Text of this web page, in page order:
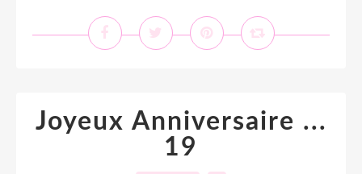
Joyeux Anniversaire ...
19